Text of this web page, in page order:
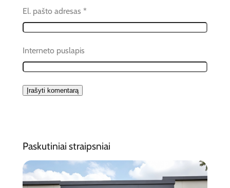
El. pašto adresas *
Interneto puslapis
Paskutiniai straipsniai